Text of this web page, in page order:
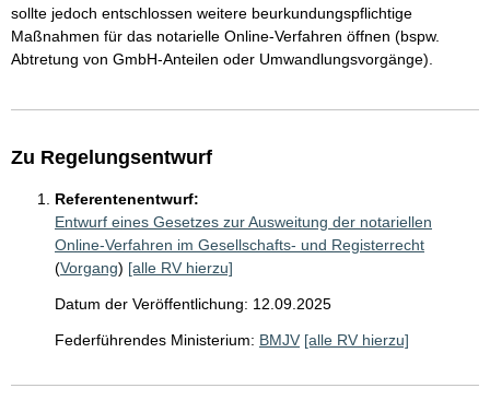
sollte jedoch entschlossen weitere beurkundungspflichtige
Maßnahmen für das notarielle Online-Verfahren öffnen (bspw.
Abtretung von GmbH-Anteilen oder Umwandlungsvorgänge).
Zu Regelungsentwurf
Referentenentwurf:
Entwurf eines Gesetzes zur Ausweitung der notariellen
Online-Verfahren im Gesellschafts- und Registerrecht
(Vorgang) [alle RV hierzu]
Datum der Veröffentlichung: 12.09.2025
Federführendes Ministerium: BMJV [alle RV hierzu]